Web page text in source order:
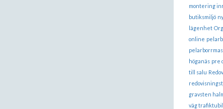
montering
butiksmiljö
lägenhet
online
höganäs pre
till salu
gravsten
väg